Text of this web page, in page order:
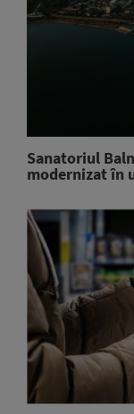
Sanatoriul
modernizat în